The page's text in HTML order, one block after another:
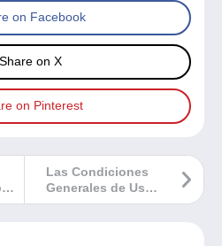
on Facebook
Share on X
on Pinterest
Las Condiciones
Generales de Uso
de Delcampe se